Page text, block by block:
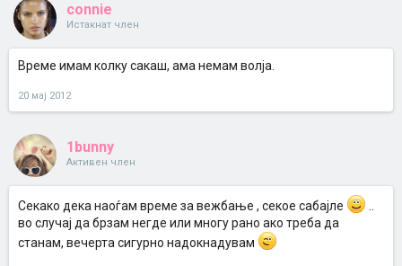
connie
Истакнат член
Време имам колку сакаш, ама немам волја.
20 мај 2012
1bunny
Активен член
Секако дека наоѓам време за вежбање , секое сабајле
во случај да брзам негде или многу рано ако треба да
станам, вечерта сигурно надокнадувам